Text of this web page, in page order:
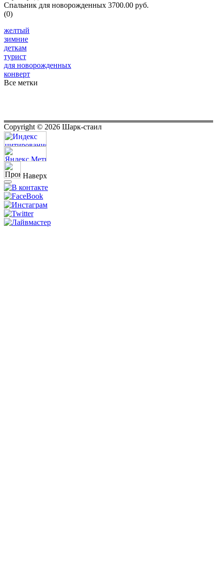
Спальник для новорожденных 3700.00 руб.
(0)
желтый
зимние
деткам
турист
для новорожденных
конверт
Все метки
Copyright © 2026 Шарк-стаил
Наверх